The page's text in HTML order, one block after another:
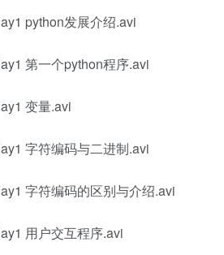
python发展介绍.avi
第一个python程序.avi
变量.avi
字符编码与二进制.avi
字符编码的区别与介绍.avi
用户交互程序.avi